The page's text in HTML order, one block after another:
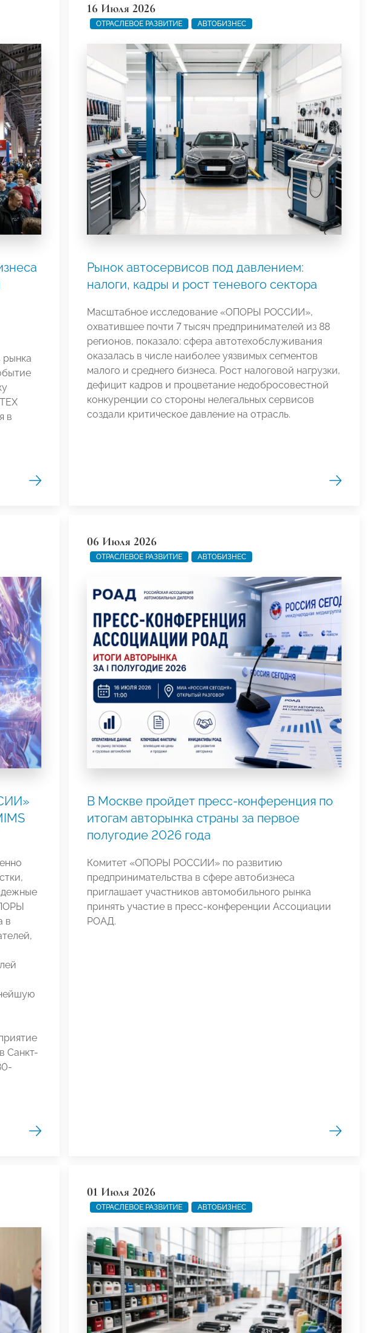
рынка
в
16 Июля 2026
ОТРАСЛЕВОЕ РАЗВИТИЕ АВТОБИЗНЕС
Рынок автосервисов под давлением:
налоги, кадры и рост теневого сектора
Масштабное исследование «ОПОРЫ РОССИИ»,
охватившее почти 7 тысяч предпринимателей из 88
регионов, показало: сфера автотехобслуживания
оказалась в числе наиболее уязвимых сегментов
малого и среднего бизнеса. Рост налоговой нагрузки,
дефицит кадров и процветание недобросовестной
конкуренции со стороны нелегальных сервисов
создали критическое давление на отрасль.
в
Санкт-
06 Июля 2026
ОТРАСЛЕВОЕ РАЗВИТИЕ АВТОБИЗНЕС
В Москве пройдет пресс-конференция по
итогам авторынка страны за первое
полугодие 2026 года
Комитет «ОПОРЫ РОССИИ» по развитию
предпринимательства в сфере автобизнеса
приглашает участников автомобильного рынка
принять участие в пресс-конференции Ассоциации
РОАД.
01 Июля 2026
ОТРАСЛЕВОЕ РАЗВИТИЕ АВТОБИЗНЕС